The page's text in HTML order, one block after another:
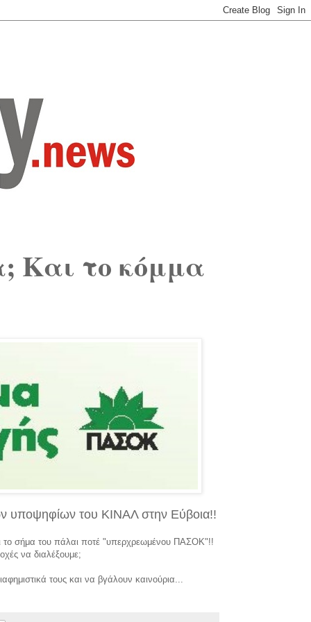
Και το κόμμα
υποψηφίων του ΚΙΝΑΛ στην Εύβοια!!
το σήμα του πάλαι ποτέ "υπερχρεωμένου ΠΑΣΟΚ"!!
να διαλέξουμε;
τους και να βγάλουν καινούρια...